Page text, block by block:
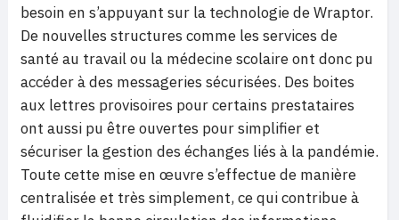
besoin en s’appuyant sur la technologie de Wraptor.
De nouvelles structures comme les services de
santé au travail ou la médecine scolaire ont donc pu
accéder à des messageries sécurisées. Des boites
aux lettres provisoires pour certains prestataires
ont aussi pu être ouvertes pour simplifier et
sécuriser la gestion des échanges liés à la pandémie.
Toute cette mise en œuvre s’effectue de manière
centralisée et très simplement, ce qui contribue à